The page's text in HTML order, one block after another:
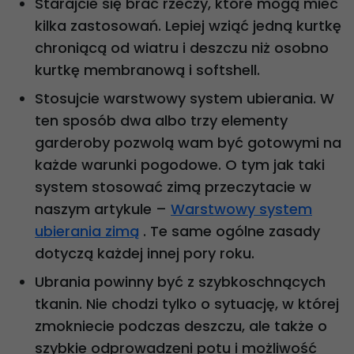
kilka zastosowań. Lepiej wziąć jedną kurtkę
chroniącą od wiatru i deszczu niż osobno
kurtkę membranową i softshell.
Stosujcie warstwowy system ubierania. W
ten sposób dwa albo trzy elementy
garderoby pozwolą wam być gotowymi na
każde warunki pogodowe. O tym jak taki
system stosować zimą przeczytacie w
naszym artykule – Warstwowy system
ubierania zimą . Te same ogólne zasady
dotyczą każdej innej pory roku.
Ubrania powinny być z szybkoschnących
tkanin. Nie chodzi tylko o sytuację, w której
zmokniecie podczas deszczu, ale także o
szybkie odprowadzeni potu i możliwość